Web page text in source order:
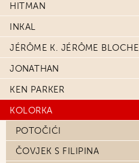
HITMAN
INKAL
JÉRÔME K. JÉRÔME BLOCHE
JONATHAN
KEN PARKER
KOLORKA
POTOČIĆI
ČOVJEK S FILIPINA